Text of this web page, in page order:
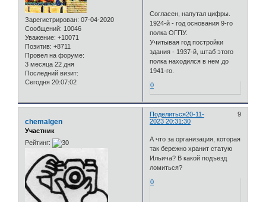
Зарегистрирован: 07-04-2020
Сообщений: 10046
Уважение: +10071
Позитив: +8711
Провел на форуме:
3 месяца 22 дня
Последний визит:
Сегодня 20:07:02
Согласен, напутал цифры.
1924-й - год основания 9-го
полка ОГПУ.
Учитывая год постройки
здания - 1937-й, штаб этого
полка находился в нем до
1941-го.
0
Поделиться 9
20-11-
2023 20:31:30
chemalgen
Участник
Рейтинг:
А что за организация, которая
так бережно хранит статую
Ильича? В какой подъезд
ломиться?
0